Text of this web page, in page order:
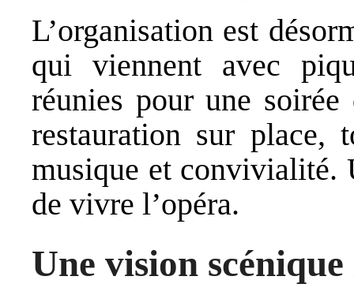
L’organisation est
qui viennent avec
réunies pour une soirée
restauration sur place,
musique et convivialité.
de vivre l’opéra.
Une vision